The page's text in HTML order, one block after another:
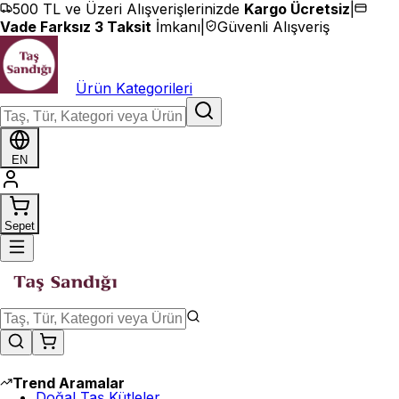
İçeriğe geç
500 TL ve Üzeri Alışverişlerinizde Kargo Ücretsiz
Vade Farksız 3 Taksit İmkanı Güvenli Alışveriş
Ürün Kategorileri
EN
Sepet
Trend Aramalar